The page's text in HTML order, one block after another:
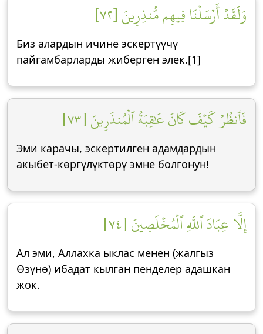
وَلَقَدۡ أَرۡسَلۡنَا فِيهِم مُّنذِرِينَ [٧٢]
Биз алардын ичине эскертүүчү
пайгамбарларды жиберген элек.[1]
فَٱنظُرۡ كَيۡفَ كَانَ عَٰقِبَةُ ٱلۡمُنذَرِينَ [٧٣]
Эми карачы, эскертилген адамдардын
акыбет-көргүлүктөрү эмне болгонун!
إِلَّا عِبَادَ ٱللَّهِ ٱلۡمُخۡلَصِينَ [٧٤]
Ал эми, Аллахка ыклас менен (жалгыз
Өзүнө) ибадат кылган пенделер адашкан
жок.